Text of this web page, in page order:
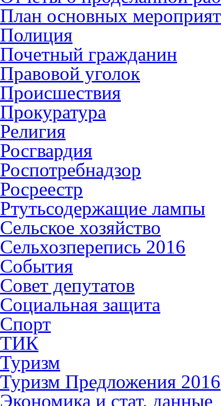
План основных
Полиция
Почетный гражданин
Правовой уголок
Происшествия
Прокуратура
Религия
Росгвардия
Роспотребнадзор
Росреестр
Ртутьсодержащие лампы
Сельское хозяйство
Сельхозперепись 2016
События
Совет депутатов
Социальная защита
Спорт
ТИК
Туризм
Туризм Предложения 2016
Экономика и стат. данные